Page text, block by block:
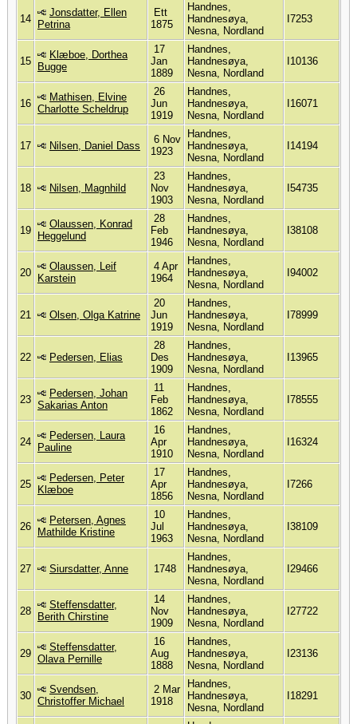
14
Jonsdatter, Ellen
Petrina
Ett
1875
Handnes,
Handnesøya,
Nesna, Nordland
I7253
15
Klæboe, Dorthea
Bugge
17
Jan
1889
Handnes,
Handnesøya,
Nesna, Nordland
I10136
16
Mathisen, Elvine
Charlotte Scheldrup
26
Jun
1919
Handnes,
Handnesøya,
Nesna, Nordland
I16071
17 Nilsen, Daniel Dass
6 Nov
1923
Handnes,
Handnesøya,
Nesna, Nordland
I14194
18 Nilsen, Magnhild
23
Nov
1903
Handnes,
Handnesøya,
Nesna, Nordland
I54735
19
Olaussen, Konrad
Heggelund
28
Feb
1946
Handnes,
Handnesøya,
Nesna, Nordland
I38108
20
Olaussen, Leif
Karstein
4 Apr
1964
Handnes,
Handnesøya,
Nesna, Nordland
I94002
21 Olsen, Olga Katrine
20
Jun
1919
Handnes,
Handnesøya,
Nesna, Nordland
I78999
22 Pedersen, Elias
28
Des
1909
Handnes,
Handnesøya,
Nesna, Nordland
I13965
23
Pedersen, Johan
Sakarias Anton
11
Feb
1862
Handnes,
Handnesøya,
Nesna, Nordland
I78555
24
Pedersen, Laura
Pauline
16
Apr
1910
Handnes,
Handnesøya,
Nesna, Nordland
I16324
25
Pedersen, Peter
Klæboe
17
Apr
1856
Handnes,
Handnesøya,
Nesna, Nordland
I7266
26
Petersen, Agnes
Mathilde Kristine
10
Jul
1963
Handnes,
Handnesøya,
Nesna, Nordland
I38109
27 Siursdatter, Anne 1748
Handnes,
Handnesøya,
Nesna, Nordland
I29466
28
Steffensdatter,
Berith Chirstine
14
Nov
1909
Handnes,
Handnesøya,
Nesna, Nordland
I27722
29
Steffensdatter,
Olava Pernille
16
Aug
1888
Handnes,
Handnesøya,
Nesna, Nordland
I23136
30
Svendsen,
Christoffer Michael
2 Mar
1918
Handnes,
Handnesøya,
Nesna, Nordland
I18291